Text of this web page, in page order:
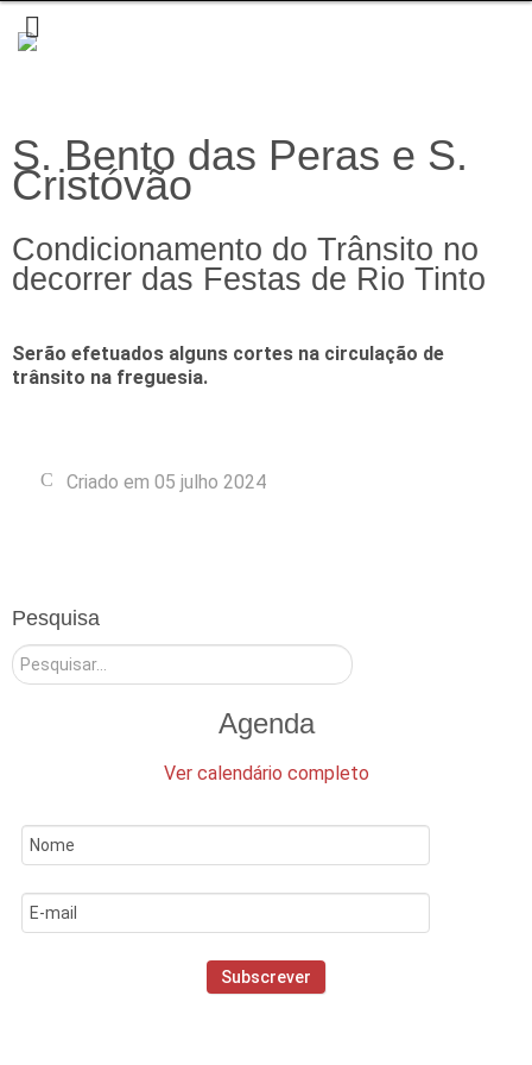
Pesquisa
Pesquisar
Agenda
Ver calendário completo
S. Bento das Peras e S.
Cristóvão
Condicionamento do Trânsito no
decorrer das Festas de Rio Tinto
Serão efetuados alguns cortes na circulação de
trânsito na freguesia.
Criado em 05 julho 2024